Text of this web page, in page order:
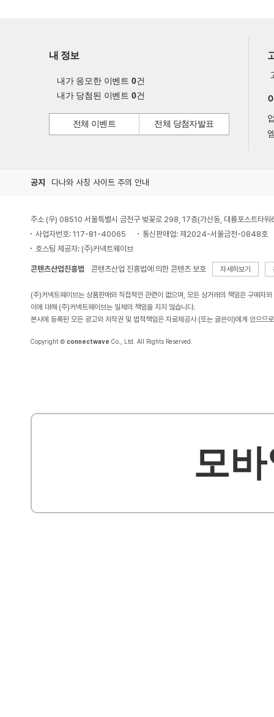
내 정보
내가 응모한 이벤트 0건
내가 당첨된 이벤트 0건
전체 이벤트 전체 당첨자발표
공지 다나와 사칭 사이트 주의 안내
주소 (우) 08510 서울특별시 금천구 벚꽃로 298, 17층(가산동, 대륭포스트타워
사업자번호: 117-81-40065
통신판매업: 제2024-서울금천-0848호
호스팅 제공자: (주)커넥트웨이브
콘텐츠산업진흥법 콘텐츠산업 진흥법에 의한 콘텐츠 보호 자세히보기
(주)커넥트웨이브는 상품판매와 직접적인 관련이 없으며, 모든 상거래의 책임은 구매자
이에 대해 (주)커넥트웨이브는 일체의 책임을 지지 않습니다.
본사에 등록된 모든 광고와 저작권 및 법적책임은 자료제공사 (또는 글쓴이)에게 있으므
Copyright © connectwave Co., Ltd. All Rights Reserved.
모